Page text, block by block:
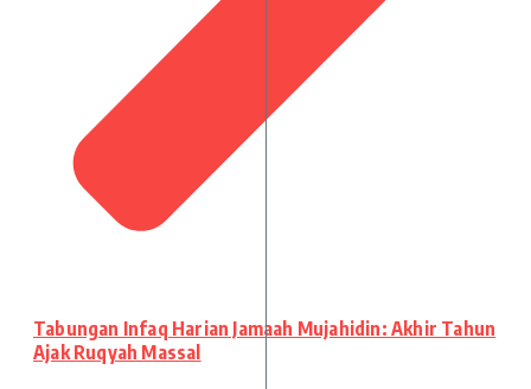
Tabungan Infaq Harian Jamaah Mujahidin: Akhir Tahun
Ajak Ruqyah Massal